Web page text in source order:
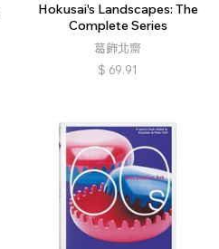
Hokusai's Landscapes: The
Complete Series
葛飾北齋
$ 69.91